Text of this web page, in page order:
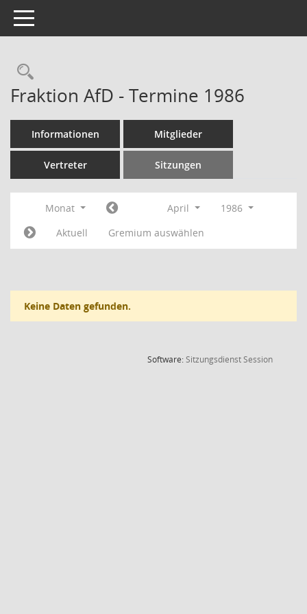
Toggle navigation
Rechercheauswahl
Fraktion AfD - Termine 1986
Informationen Mitglieder
Vertreter Sitzungen
Monat April
1986
Aktuell
Gremium auswählen
Keine Daten gefunden.
Software:SitzungsdienstSession(Wird in